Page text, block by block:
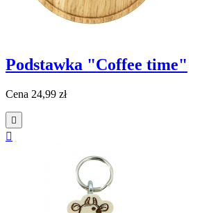
Podstawka "Coffee time"
Cena 24,99 zł

